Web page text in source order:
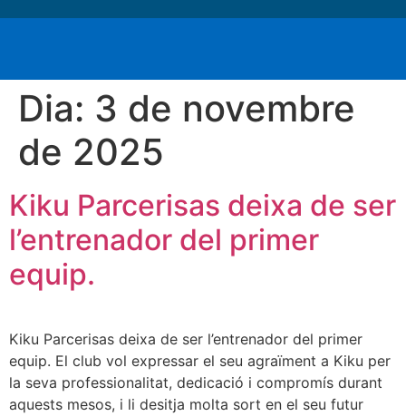
Dia: 3 de novembre
de 2025
Kiku Parcerisas deixa de ser
l’entrenador del primer
equip.
Kiku Parcerisas deixa de ser l’entrenador del primer
equip. El club vol expressar el seu agraïment a Kiku per
la seva professionalitat, dedicació i compromís durant
aquests mesos, i li desitja molta sort en el seu futur